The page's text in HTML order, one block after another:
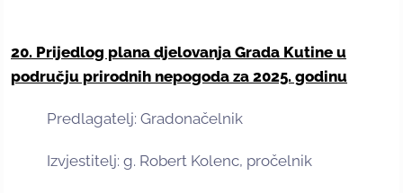
20. Prijedlog plana djelovanja Grada Kutine u
području prirodnih nepogoda za 2025. godinu
Predlagatelj: Gradonačelnik
Izvjestitelj: g. Robert Kolenc, pročelnik